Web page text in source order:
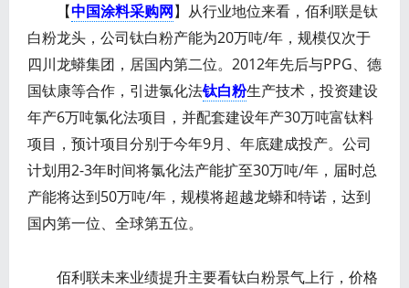
【中国涂料采购网】从行业地位来看，佰利联是钛
白粉龙头，公司钛白粉产能为20万吨/年，规模仅次于
四川龙蟒集团，居国内第二位。2012年先后与PPG、德
国钛康等合作，引进氯化法钛白粉生产技术，投资建设
年产6万吨氯化法项目，并配套建设年产30万吨富钛料
项目，预计项目分别于今年9月、年底建成投产。公司
计划用2-3年时间将氯化法产能扩至30万吨/年，届时总
产能将达到50万吨/年，规模将超越龙蟒和特诺，达到
国内第一位、全球第五位。
佰利联未来业绩提升主要看钛白粉景气上行，价格